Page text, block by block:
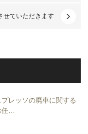
せていただきます
レッソの廃車に関する
…